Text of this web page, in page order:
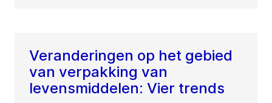
Veranderingen op het gebied
van verpakking van
levensmiddelen: Vier trends